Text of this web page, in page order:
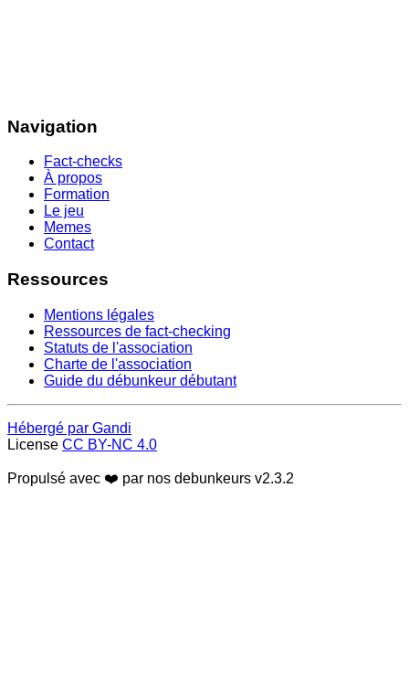
Navigation
Fact-checks
À propos
Formation
Le jeu
Memes
Contact
Ressources
Mentions légales
Ressources de fact-checking
Statuts de l'association
Charte de l'association
Guide du débunkeur débutant
Hébergé par Gandi
License CC BY-NC 4.0
Propulsé avec ❤️ par nos debunkeurs v2.3.2